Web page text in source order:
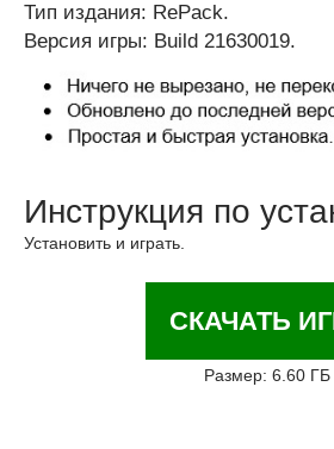
Тип издания: RePack.
Версия игры: Build 21630019.
Инструкция по
Установить и играть.
СКАЧАТЬ
Размер: 6.60 ГБ